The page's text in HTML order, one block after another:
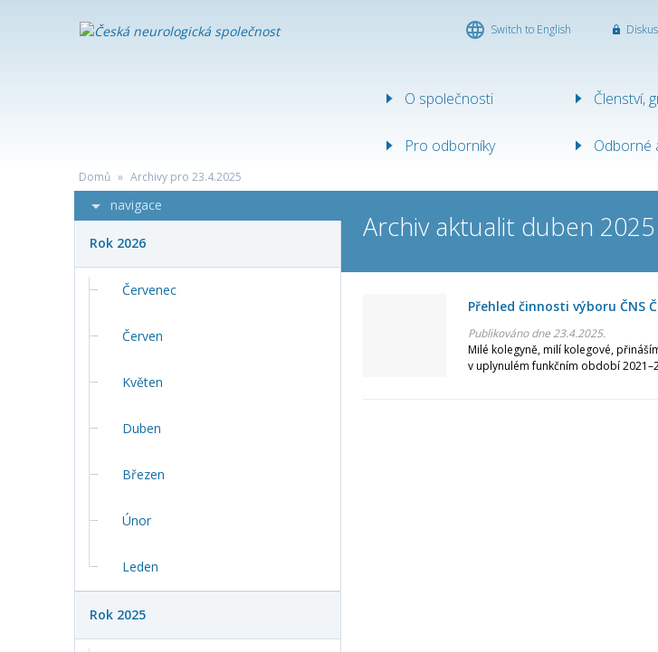
Switch to English
SPOLEČNOSTO společnosti Členství,
Pro odborníky Odborné
Domů » Archivy pro 23.4.2025
navigace
Rok 2026
Červenec
Červen
Květen
Duben
Březen
Únor
Leden
Rok 2025
Archiv aktualit duben 2025
Přehled činnosti výboru ČNS
Publikováno dne 23.4.2025.
Milé kolegyně, milí kolegové,
v uplynulém funkčním období